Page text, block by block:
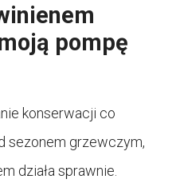
pompę
konserwacji co
sezonem grzewczym,
działa sprawnie.